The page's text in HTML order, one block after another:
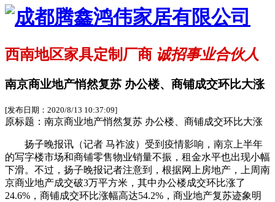
西南地区家具定制厂商 诚招事业合伙人
南京商业地产悄然复苏 办公楼、商铺成交环比大涨
[发布日期：2020/8/13 10:37:09]
原标题：南京商业地产悄然复苏 办公楼、商铺成交环比大涨
扬子晚报讯（记者 马祚波）受到疫情影响，南京上半年
的写字楼市场和商铺零售物业销量不振，租金水平也出现小幅
下滑。不过，扬子晚报记者注意到，根据网上房地产，上周南
京商业地产成交破3万平方米，其中办公楼成交环比涨了
24.6%，商铺成交环比涨幅高达54.2%，商业地产复苏迹象明